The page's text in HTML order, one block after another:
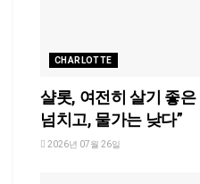
CHARLOTTE
샬롯, 여전히 살기 좋
넘치고, 물가는 낮다”
2026년 07월 26일